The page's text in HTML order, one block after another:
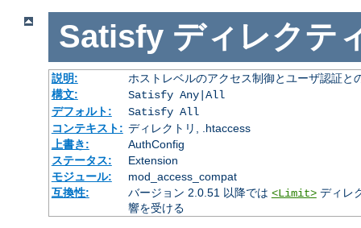
Satisfy ディレクテ
説明:
ホストレベルのアクセス制御とユーザ認証と
構文:
Satisfy Any|All
デフォルト:
Satisfy All
コンテキスト: ディレクトリ, .htaccess
上書き:
AuthConfig
ステータス:
Extension
モジュール:
mod_access_compat
互換性:
バージョン 2.0.51 以降では <Limit>ディレ
響を受ける